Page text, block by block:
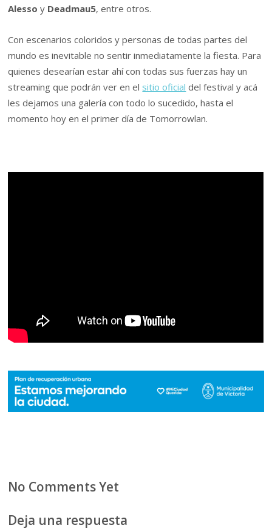
Alesso y Deadmau5, entre otros.
Con escenarios coloridos y personas de todas partes del
mundo es inevitable no sentir inmediatamente la fiesta. Para
quienes desearían estar ahí con todas sus fuerzas hay un
streaming que podrán ver en el sitio oficial del festival y acá
les dejamos una galería con todo lo sucedido, hasta el
momento hoy en el primer día de Tomorrowlan.
No Comments Yet
Deja una respuesta